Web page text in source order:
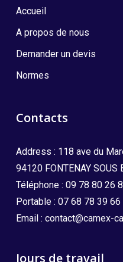
Accueil
A propos de nous
Demander un devis
Normes
Contacts
Address : 118 ave du
94120 FONTENAY SOUS
Téléphone : 09 78 80 26
Portable : 07 68 78 39 66
Email : contact@camex-
Jours de travail